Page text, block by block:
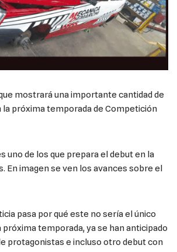
mostrará una importante cantidad de
próxima temporada de Competición
uno de los que prepara el debut en la
En imagen se ven los avances sobre el
pasa por qué este no sería el único
próxima temporada, ya se han anticipado
protagonistas e incluso otro debut con